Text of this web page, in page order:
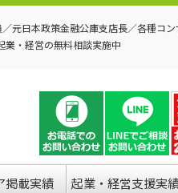
元日本政策金融公庫支店長／各種コ
業・経営の無料相談実施中
掲載実績 起業・経営支援実